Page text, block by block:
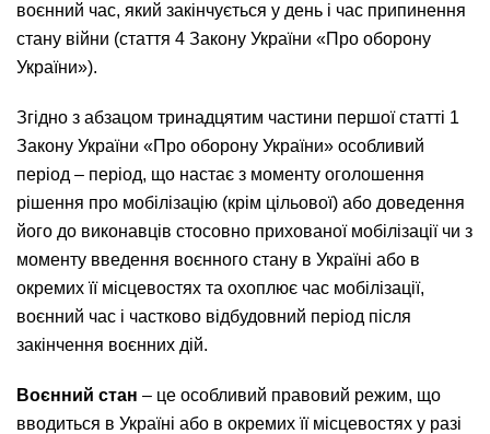
воєнний час, який закінчується у день і час припинення
стану війни (стаття 4 Закону України «Про оборону
України»).
Згідно з абзацом тринадцятим частини першої статті 1
Закону України «Про оборону України» особливий
період – період, що настає з моменту оголошення
рішення про мобілізацію (крім цільової) або доведення
його до виконавців стосовно прихованої мобілізації чи з
моменту введення воєнного стану в Україні або в
окремих її місцевостях та охоплює час мобілізації,
воєнний час і частково відбудовний період після
закінчення воєнних дій.
Воєнний стан – це особливий правовий режим, що
вводиться в Україні або в окремих її місцевостях у разі